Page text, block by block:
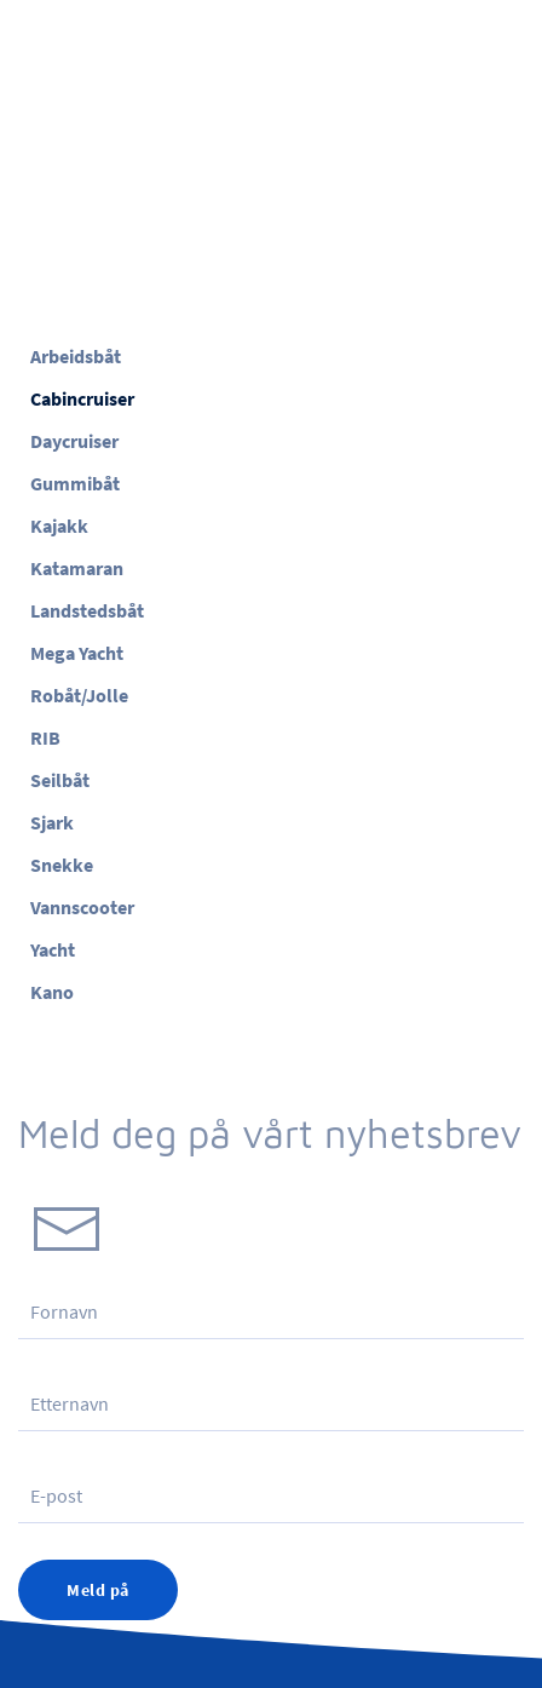
Arbeidsbåt
Cabincruiser
Daycruiser
Gummibåt
Kajakk
Katamaran
Landstedsbåt
Mega Yacht
Robåt/Jolle
RIB
Seilbåt
Sjark
Snekke
Vannscooter
Yacht
Kano
Meld deg på vårt nyhetsbrev
Meld på